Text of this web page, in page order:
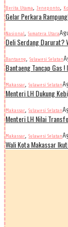
Berita Utama, Jeneponto,
Gelar Perkara
Nasional, Sumatera Utara
Deli Serdang Darurat?
Bantaeng, Sulawesi Selatan
Bantaeng Tancap Gas
Makassar, Sulawesi Selatan
Menteri LH Dukung
Makassar, Sulawesi Selatan
Menteri LH Nilai
Makassar, Sulawesi Selatan
Wali Kota Makassar